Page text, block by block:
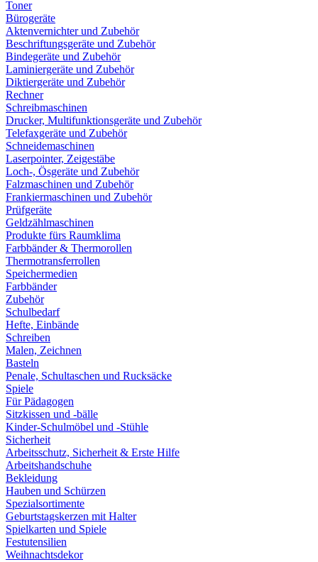
Toner
Bürogeräte
Aktenvernichter und Zubehör
Beschriftungsgeräte und Zubehör
Bindegeräte und Zubehör
Laminiergeräte und Zubehör
Diktiergeräte und Zubehör
Rechner
Schreibmaschinen
Drucker, Multifunktionsgeräte und Zubehör
Telefaxgeräte und Zubehör
Schneidemaschinen
Laserpointer, Zeigestäbe
Loch-, Ösgeräte und Zubehör
Falzmaschinen und Zubehör
Frankiermaschinen und Zubehör
Prüfgeräte
Geldzählmaschinen
Produkte fürs Raumklima
Farbbänder & Thermorollen
Thermotransferrollen
Speichermedien
Farbbänder
Zubehör
Schulbedarf
Hefte, Einbände
Schreiben
Malen, Zeichnen
Basteln
Penale, Schultaschen und Rucksäcke
Spiele
Für Pädagogen
Sitzkissen und -bälle
Kinder-Schulmöbel und -Stühle
Sicherheit
Arbeitsschutz, Sicherheit & Erste Hilfe
Arbeitshandschuhe
Bekleidung
Hauben und Schürzen
Spezialsortimente
Geburtstagskerzen mit Halter
Spielkarten und Spiele
Festutensilien
Weihnachtsdekor